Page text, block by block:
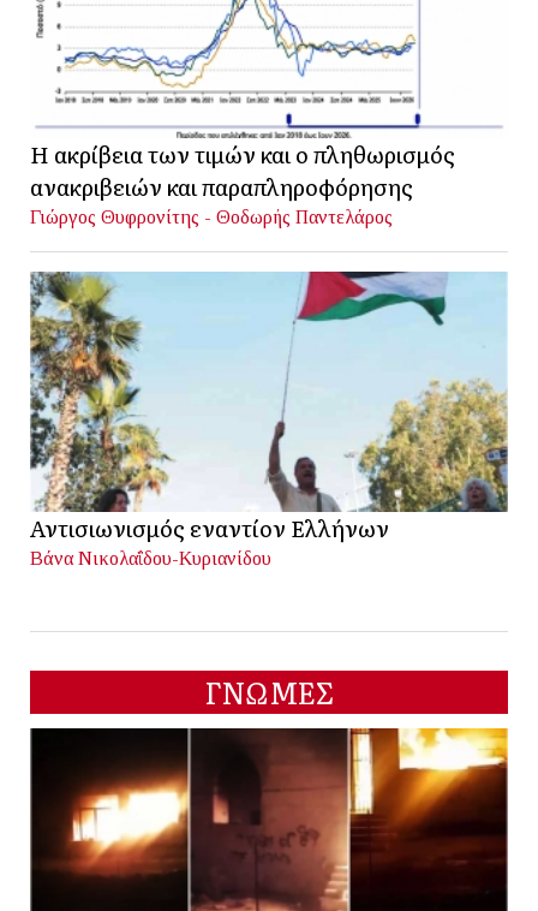
Η ακρίβεια των τιμών και ο πληθωρισμός
ανακριβειών και παραπληροφόρησης
Γιώργος Θυφρονίτης - Θοδωρής Παντελάρος
Αντισιωνισμός εναντίον Ελλήνων
Βάνα Νικολαΐδου-Κυριανίδου
ΓΝΩΜΕΣ